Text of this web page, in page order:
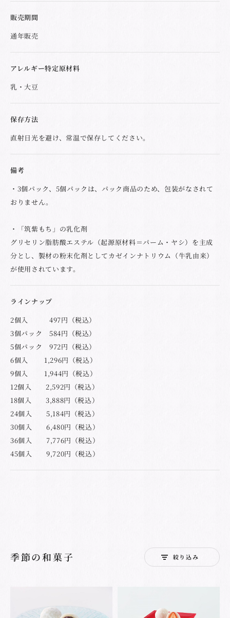
販売期間
通年販売
アレルギー特定原材料
乳・大豆
保存方法
直射日光を避け、常温で保存してください。
備考
・3個パック、5個パックは、パック商品のため、包装がなされて
おりません。
・「筑紫もち」の乳化剤
グリセリン脂肪酸エステル（起源原材料＝パーム・ヤシ）を主成
分とし、製材の粉末化剤としてカゼインナトリウム（牛乳由来）
が使用されています。
ラインナップ
2個入 497円（税込）
3個パック 584円（税込）
5個パック 972円（税込）
6個入 1,296円（税込）
9個入 1,944円（税込）
12個入 2,592円（税込）
18個入 3,888円（税込）
24個入 5,184円（税込）
30個入 6,480円（税込）
36個入 7,776円（税込）
45個入 9,720円（税込）
季節の和菓子 絞り込み